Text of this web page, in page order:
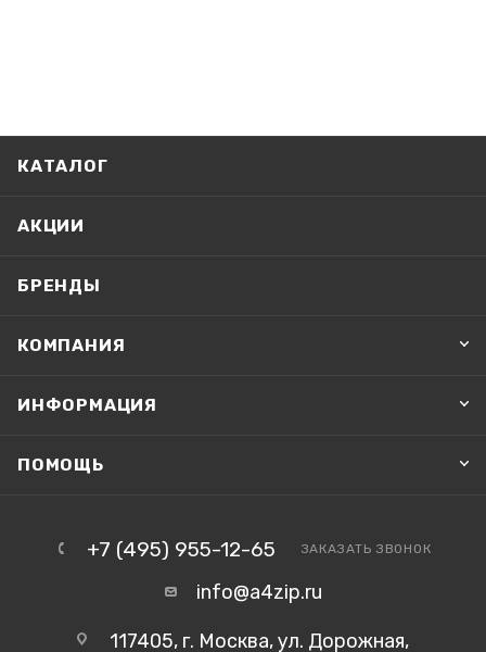
КАТАЛОГ
АКЦИИ
БРЕНДЫ
КОМПАНИЯ
ИНФОРМАЦИЯ
ПОМОЩЬ
+7 (495) 955-12-65 ЗАКАЗАТЬ ЗВОНОК
info@a4zip.ru
117405, г. Москва, ул. Дорожная,